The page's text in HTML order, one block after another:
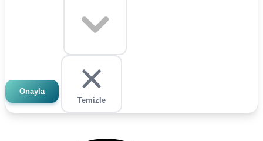
Onayla
Temizle